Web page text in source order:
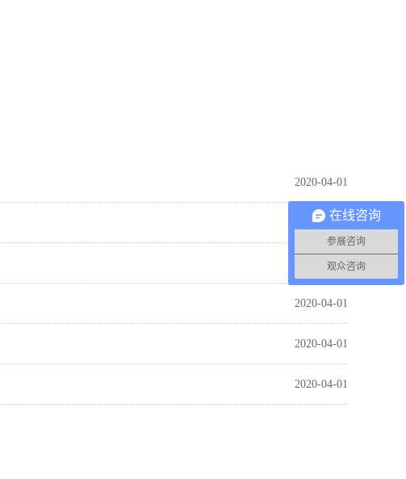
2020-04-01
2020-04-01
2020-04-01
2020-04-01
2020-04-01
2020-04-01
在线咨询
参展咨询
观众咨询